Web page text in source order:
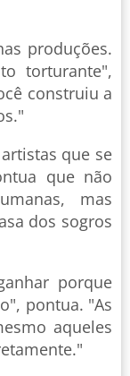
produções.
torturante",
construiu a
que se
que não
mas
dos sogros
porque
pontua. "As
aqueles